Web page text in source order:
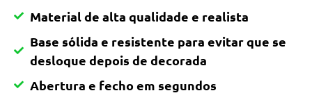
Material de alta qualidade e realista
Base sólida e resistente para evitar que se
desloque depois de decorada
Abertura e fecho em segundos